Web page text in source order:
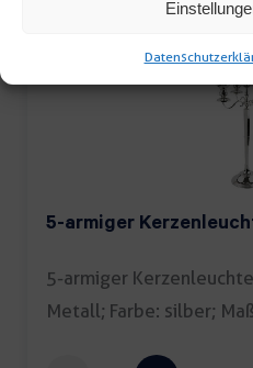
5-armiger
5-armiger
Metall; Farbe: silber;